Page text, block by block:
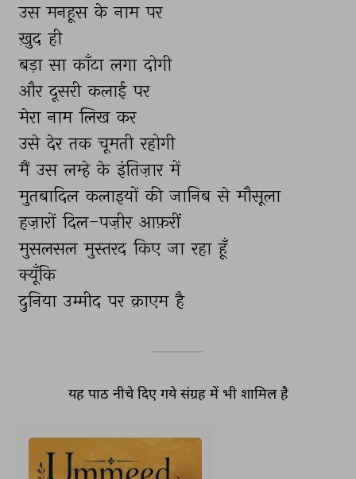
उस मनहूस के नाम पर
ख़ुद ही
बड़ा सा काँटा लगा दोगी
और दूसरी कलाई पर
मेरा नाम लिख कर
उसे देर तक चूमती रहोगी
मैं उस लम्हे के इंतिज़ार में
मुतबादिल कलाइयों की जानिब से मौसूला
हज़ारों दिल-पज़ीर आफ़रीं
मुसलसल मुस्तरद किए जा रहा हूँ
क्यूँकि
दुनिया उम्मीद पर क़ाएम है
यह पाठ नीचे दिए गये संग्रह में भी शामिल है